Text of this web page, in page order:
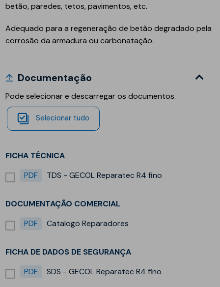
betão, paredes, tetos, pavimentos, etc.
Adequado para a regeneração de betão degradado pela
corrosão da armadura ou carbonatação.
Documentação
Pode selecionar e descarregar os documentos.
Selecionar tudo
FICHA TÉCNICA
PDF
TDS - GECOL Reparatec R4 fino
DOCUMENTAÇÃO COMERCIAL
PDF
Catalogo Reparadores
FICHA DE DADOS DE SEGURANÇA
PDF
SDS - GECOL Reparatec R4 fino